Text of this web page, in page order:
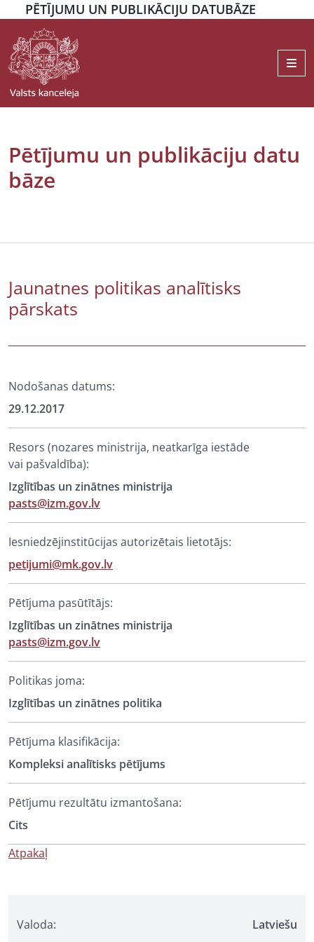
PĒTĪJUMU UN PUBLIKĀCIJU DATUBĀZE
Pētījumu un publikāciju datu
bāze
Valoda:
Latviešu
Jaunatnes politikas analītisks
pārskats
Nodošanas datums:
29.12.2017
Resors (nozares ministrija, neatkarīga iestāde
vai pašvaldība):
Izglītības un zinātnes ministrija
pasts@izm.gov.lv
Iesniedzējinstitūcijas autorizētais lietotājs:
petijumi@mk.gov.lv
Pētījuma pasūtītājs:
Izglītības un zinātnes ministrija
pasts@izm.gov.lv
Politikas joma:
Izglītības un zinātnes politika
Pētījuma klasifikācija:
Kompleksi analītisks pētījums
Pētījumu rezultātu izmantošana:
Cits
Atpakaļ